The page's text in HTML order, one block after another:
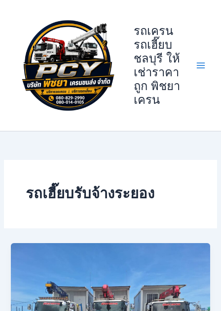
รถเครน
รถเฮี๊ยบ
ชลบุรี ให้
เช่าราคา
ถูก พิชยา
เครน
รถเฮี๊ยบรับจ้างระยอง